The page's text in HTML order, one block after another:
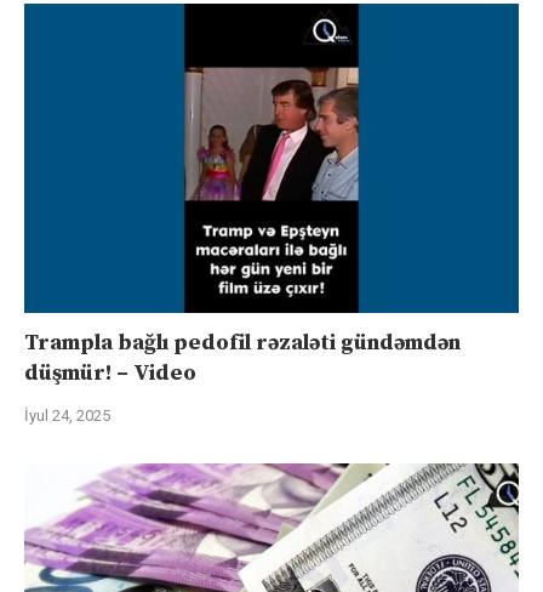
Trampla bağlı pedofil rəzaləti gündəmdən
düşmür! – Video
İyul 24, 2025